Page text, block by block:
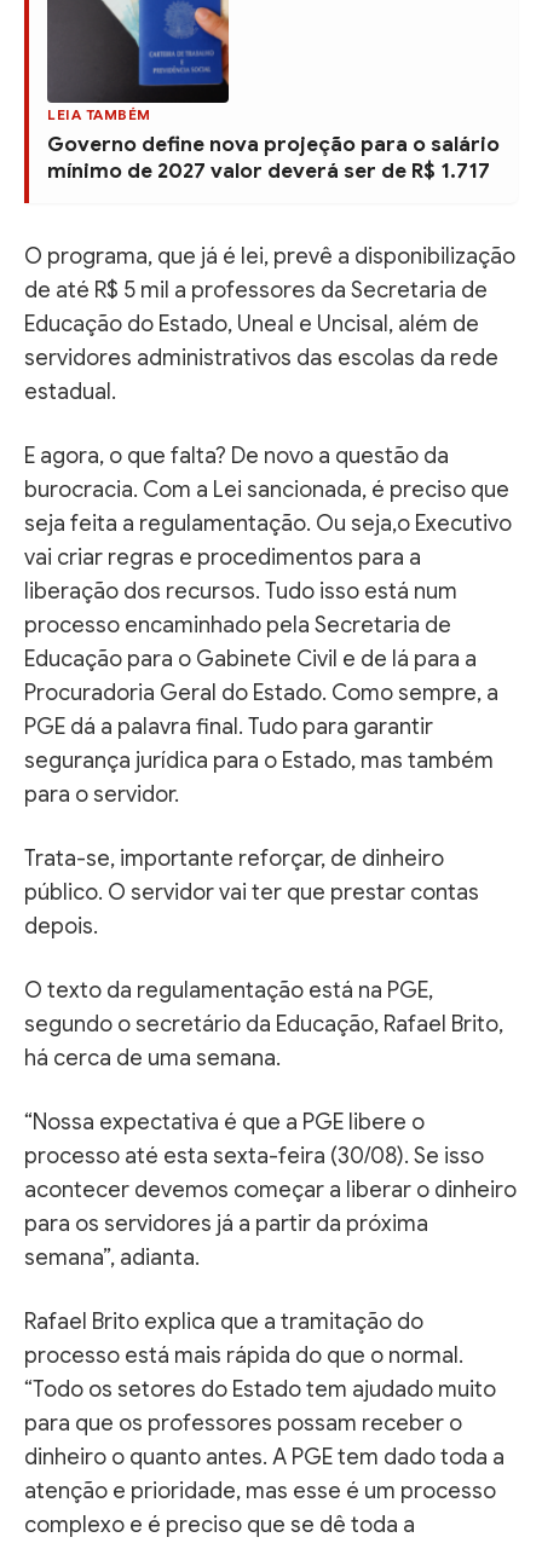
LEIA TAMBÉM
Governo define nova projeção para o salário
mínimo de 2027 valor deverá ser de R$ 1.717
O programa, que já é lei, prevê a disponibilização
de até R$ 5 mil a professores da Secretaria de
Educação do Estado, Uneal e Uncisal, além de
servidores administrativos das escolas da rede
estadual.
E agora, o que falta? De novo a questão da
burocracia. Com a Lei sancionada, é preciso que
seja feita a regulamentação. Ou seja,o Executivo
vai criar regras e procedimentos para a
liberação dos recursos. Tudo isso está num
processo encaminhado pela Secretaria de
Educação para o Gabinete Civil e de lá para a
Procuradoria Geral do Estado. Como sempre, a
PGE dá a palavra final. Tudo para garantir
segurança jurídica para o Estado, mas também
para o servidor.
Trata-se, importante reforçar, de dinheiro
público. O servidor vai ter que prestar contas
depois.
O texto da regulamentação está na PGE,
segundo o secretário da Educação, Rafael Brito,
há cerca de uma semana.
“Nossa expectativa é que a PGE libere o
processo até esta sexta-feira (30/08). Se isso
acontecer devemos começar a liberar o dinheiro
para os servidores já a partir da próxima
semana”, adianta.
Rafael Brito explica que a tramitação do
processo está mais rápida do que o normal.
“Todo os setores do Estado tem ajudado muito
para que os professores possam receber o
dinheiro o quanto antes. A PGE tem dado toda a
atenção e prioridade, mas esse é um processo
complexo e é preciso que se dê toda a